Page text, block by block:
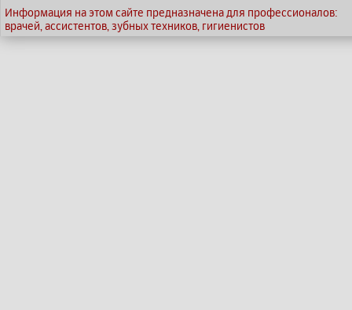
Информация на этом сайте предназначена для профессионалов:
врачей, ассистентов, зубных техников, гигиенистов